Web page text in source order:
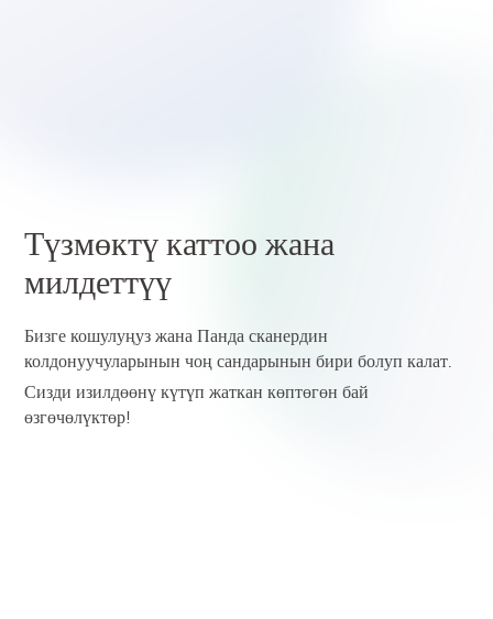
Түзмөктү каттоо жана
милдеттүү
Бизге кошулуңуз жана Панда сканердин
колдонуучуларынын чоң сандарынын бири болуп калат.
Сизди изилдөөнү күтүп жаткан көптөгөн бай
өзгөчөлүктөр!